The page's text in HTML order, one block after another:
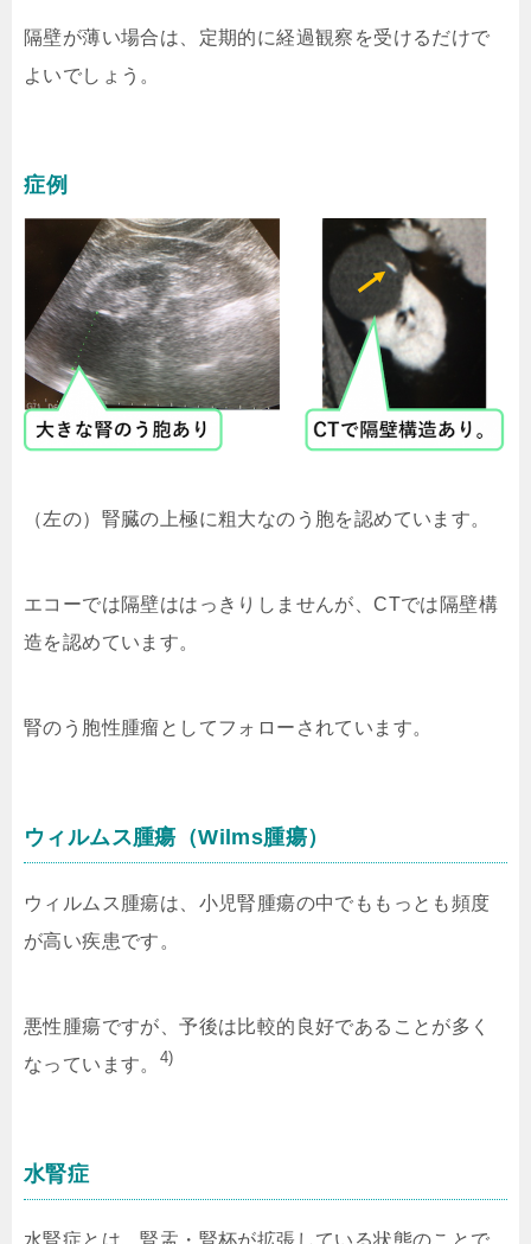
隔壁が薄い場合は、定期的に経過観察を受けるだけで
よいでしょう。
症例
（左の）腎臓の上極に粗大なのう胞を認めています。
エコーでは隔壁ははっきりしませんが、CTでは隔壁構
造を認めています。
腎のう胞性腫瘤としてフォローされています。
ウィルムス腫瘍（Wilms腫瘍）
ウィルムス腫瘍は、小児腎腫瘍の中でももっとも頻度
が高い疾患です。
悪性腫瘍ですが、予後は比較的良好であることが多く
なっています。 4)
水腎症
水腎症とは、腎盂・腎杯が拡張している状態のことで